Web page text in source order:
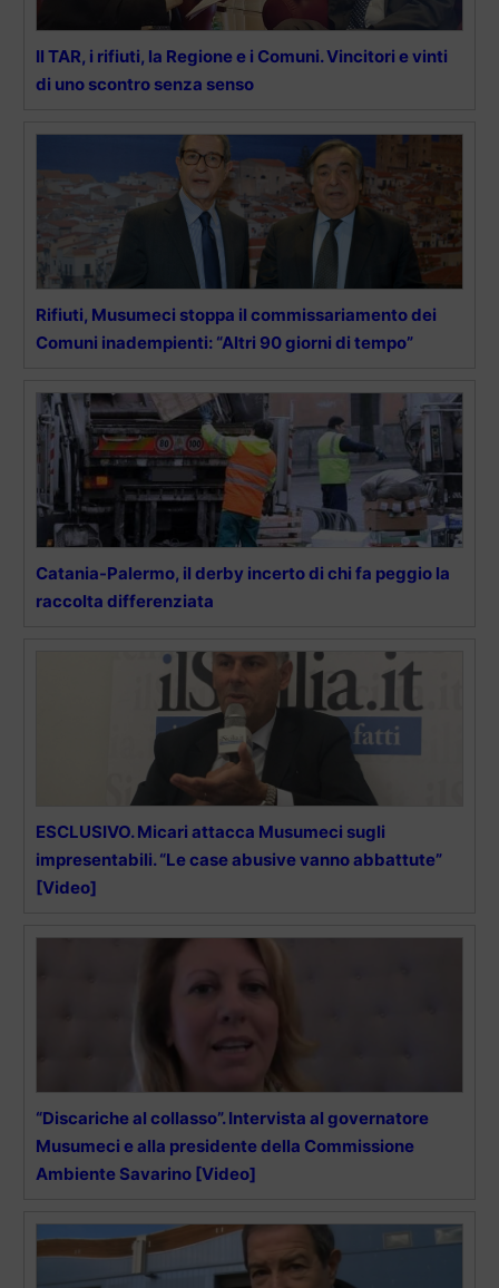
Il TAR, i rifiuti, la Regione e i Comuni. Vincitori e vinti
di uno scontro senza senso
Rifiuti, Musumeci stoppa il commissariamento dei
Comuni inadempienti: “Altri 90 giorni di tempo”
Catania-Palermo, il derby incerto di chi fa peggio la
raccolta differenziata
ESCLUSIVO. Micari attacca Musumeci sugli
impresentabili. “Le case abusive vanno abbattute”
[Video]
“Discariche al collasso”. Intervista al governatore
Musumeci e alla presidente della Commissione
Ambiente Savarino [Video]